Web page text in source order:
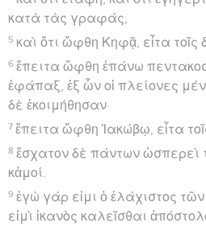
κατὰ τὰς γραφάς,
5 καὶ ὅτι ὤφθη Κηφᾷ, εἶτα τοῖς
6 ἔπειτα ὤφθη ἐπάνω
ἐφάπαξ, ἐξ ὧν οἱ πλείονες
δὲ ἐκοιμήθησαν·
7 ἔπειτα ὤφθη Ἰακώβῳ, εἶτα
8 ἔσχατον δὲ πάντων ὡσπερεὶ
κἀμοί.
9 ἐγὼ γάρ εἰμι ὁ ἐλάχιστος
εἰμὶ ἱκανὸς καλεῖσθαι